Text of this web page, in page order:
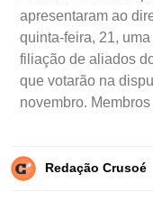
apresentaram ao
quinta-feira, 21,
filiação de aliados
que votarão na
novembro.
Redação Crusoé